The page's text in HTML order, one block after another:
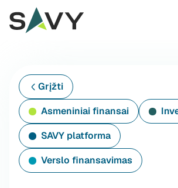
Skip to content
Asmeniniai finansai
SAVY platforma
Verslo finansavimas
Grįžti